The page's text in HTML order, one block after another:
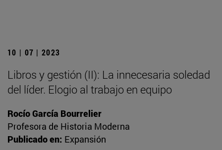
10 | 07 | 2023
Libros y gestión (II): La innecesaria soledad
del líder. Elogio al trabajo en equipo
Rocío García Bourrelier
Profesora de Historia Moderna
Publicado en: Expansión